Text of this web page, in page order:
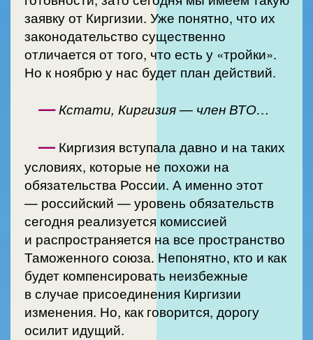
заявку от Киргизии. Уже понятно, что их
законодательство существенно
отличается от того, что есть у «тройки».
Но к ноябрю у нас будет план действий.
—Кстати, Киргизия — член ВТО…
— Киргизия вступала давно и на таких
условиях, которые не похожи на
обязательства России. А именно этот
— российский — уровень обязательств
сегодня реализуется комиссией
и распространяется на все пространство
Таможенного союза. Непонятно, кто и как
будет компенсировать неизбежные
в случае присоединения Киргизии
изменения. Но, как говорится, дорогу
осилит идущий.